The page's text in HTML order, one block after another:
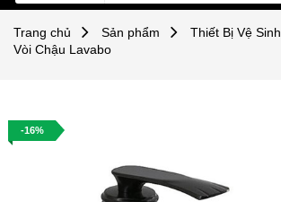
Trang chủ Sản phẩm
Thiết Bị Vệ Sinh
Vòi Chậu Lavabo
-16%